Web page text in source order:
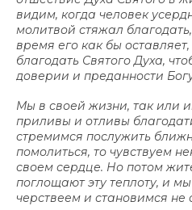
видим, когда человек
молитвой стяжал
время его как бы оставляет,
благодать Святого Духа,
доверии и преданности
Мы в своей жизни, так или
приливы и отливы
стремимся послужить
помолиться, то чувствуем
своем сердце. Но потом
поглощают эту теплоту, и
черствеем и становимся не